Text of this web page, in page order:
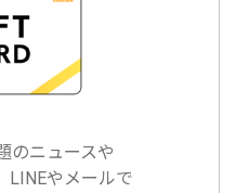
のニュースや
LINEやメールで